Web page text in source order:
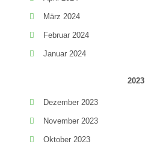
März 2024
Februar 2024
Januar 2024
2023
Dezember 2023
November 2023
Oktober 2023